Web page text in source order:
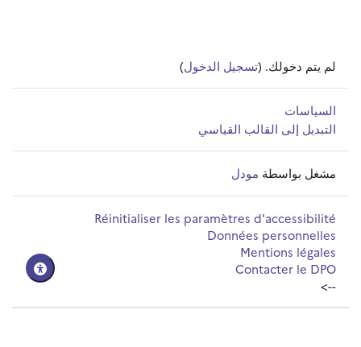
لم يتم دخولك. (تسجيل الدخول)
السياسات
التبديل إلى القالب القياسي
مشغل بواسطة مودل
Réinitialiser les paramètres d'accessibilité
Données personnelles
Mentions légales
Contacter le DPO
-->